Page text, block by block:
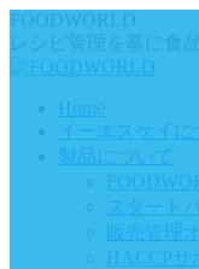
Skip
to
content
FOODWORLD
レシピ管理を基に食
Home
イーエスケイに
製品について
スタート
販売管理
HACCPサ